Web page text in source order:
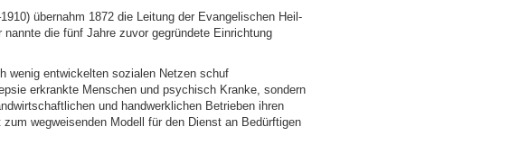
übernahm 1872 die Leitung der Evangelischen Heil-
die fünf Jahre zuvor gegründete Einrichtung
wenig entwickelten sozialen Netzen schuf
erkrankte Menschen und psychisch Kranke, sondern
und handwerklichen Betrieben ihren
wegweisenden Modell für den Dienst an Bedürftigen